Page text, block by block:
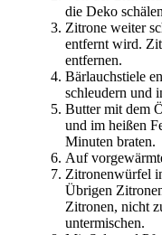
die Deko
Zitrone weiter
entfernt wird.
entfernen.
Bärlauchstiele
schleudern und
Butter mit dem
und im heißen
Minuten braten.
Auf
Zitronenwürfel
Übrigen
Zitronen, nicht
untermischen.